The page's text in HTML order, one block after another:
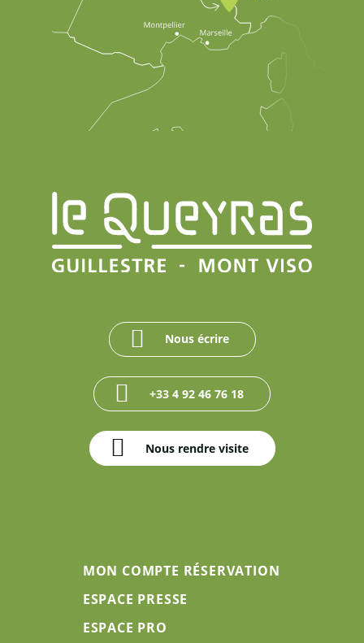
Nous écrire
+33 4 92 46 76 18
Nous rendre visite
MON COMPTE RÉSERVATION
ESPACE PRESSE
ESPACE PRO